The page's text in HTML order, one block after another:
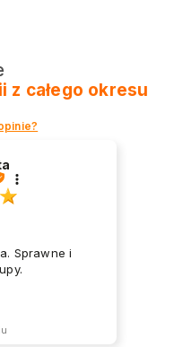
wakacjami, jak
z całego okresu
Sprawne i